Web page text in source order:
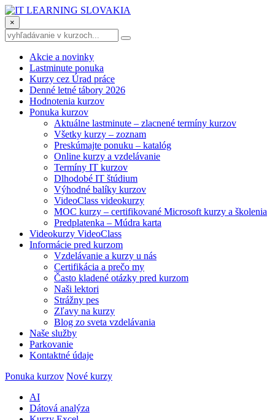
×
Akcie a novinky
Lastminute ponuka
Kurzy cez Úrad práce
Denné letné tábory 2026
Hodnotenia kurzov
Ponuka kurzov
Aktuálne lastminute – zlacnené termíny kurzov
Všetky kurzy – zoznam
Preskúmajte ponuku – katalóg
Online kurzy a vzdelávanie
Termíny IT kurzov
Dlhodobé IT štúdium
Výhodné balíky kurzov
VideoClass videokurzy
MOC kurzy – certifikované Microsoft kurzy a školenia
Predplatenka – Múdra karta
Videokurzy VideoClass
Informácie pred kurzom
Vzdelávanie a kurzy u nás
Certifikácia a prečo my
Často kladené otázky pred kurzom
Naši lektori
Strážny pes
Zľavy na kurzy
Blog zo sveta vzdelávania
Naše služby
Parkovanie
Kontaktné údaje
Ponuka kurzov Nové kurzy
AI
Dátová analýza